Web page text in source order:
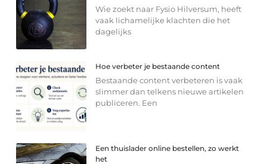
Wie zoekt naar Fysio Hilversum, heeft
vaak lichamelijke klachten die het
dagelijks
Hoe verbeter je bestaande content
Bestaande content verbeteren is vaak
slimmer dan telkens nieuwe artikelen
publiceren. Een
Een thuislader online bestellen, zo werkt
het